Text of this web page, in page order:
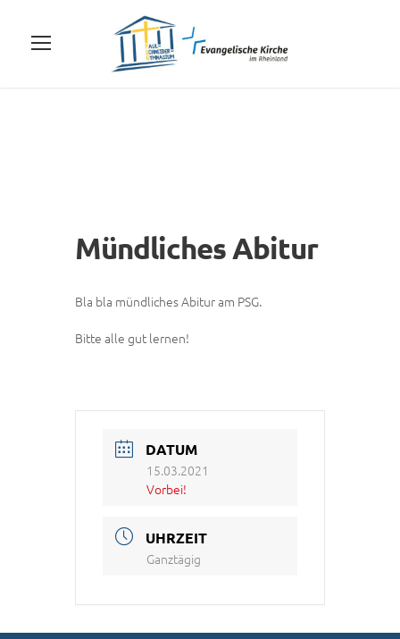
Mündliches Abitur
Bla bla mündliches Abitur am PSG.
Bitte alle gut lernen!
DATUM
15.03.2021
Vorbei!
UHRZEIT
Ganztägig